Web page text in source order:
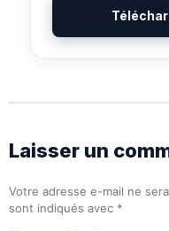
Laisser un
Votre adresse e-mail ne
sont indiqués avec *